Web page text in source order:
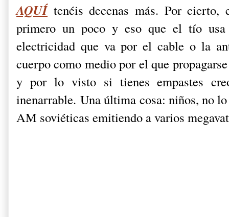
AQUÍtenéis decenas más. Por
primero un poco y eso que el tío usa
electricidad que va por el cable o la
cuerpo como medio por el que
y por lo visto si tienes empastes
inenarrable.Una última cosa: niños, no
AM soviéticas emitiendo a varios